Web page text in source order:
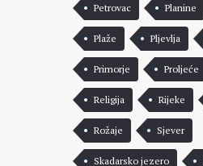
Petrovac Planine
Plaže Pljevlja
Primorje Proljeće
Religija Rijeke
Rožaje Sjever
Skadarsko jezero